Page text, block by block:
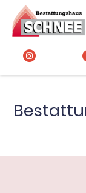
Inhalt
springen